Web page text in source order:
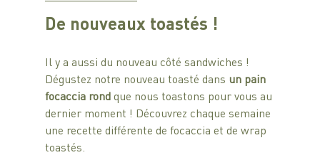
De nouveaux toastés !
Il y a aussi du nouveau côté sandwiches !
Dégustez notre nouveau toasté dans un pain
focaccia rond que nous toastons pour vous au
dernier moment ! Découvrez chaque semaine
une recette différente de focaccia et de wrap
toastés.